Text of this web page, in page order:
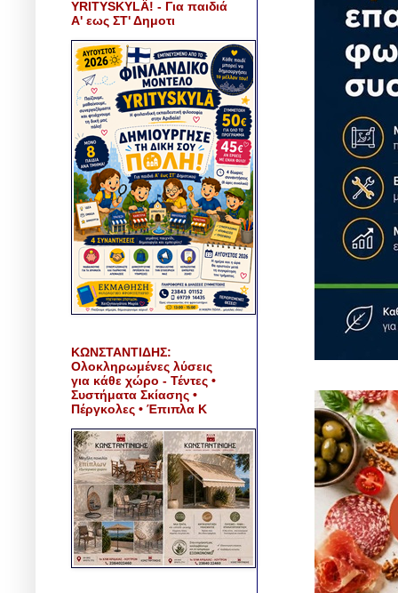
YRITYSKYLÄ! - Για παιδιά
Α' εως ΣΤ' Δημοτι
ΚΩΝΣΤΑΝΤΙΔΗΣ:
Ολοκληρωμένες λύσεις
για κάθε χώρο - Τέντες •
Συστήματα Σκίασης •
Πέργκολες • Έπιπλα Κ